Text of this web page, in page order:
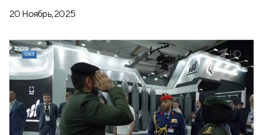
20 Ноябрь, 2025